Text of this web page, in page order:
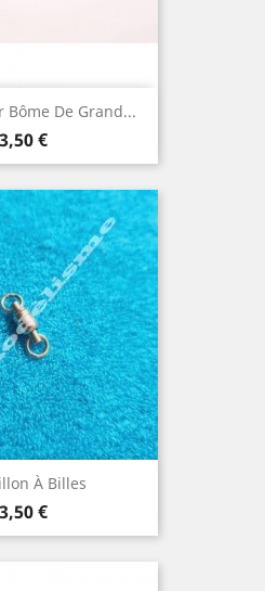
Bôme De Grand...
Prix
3,50 €
À Billes
Prix
3,50 €